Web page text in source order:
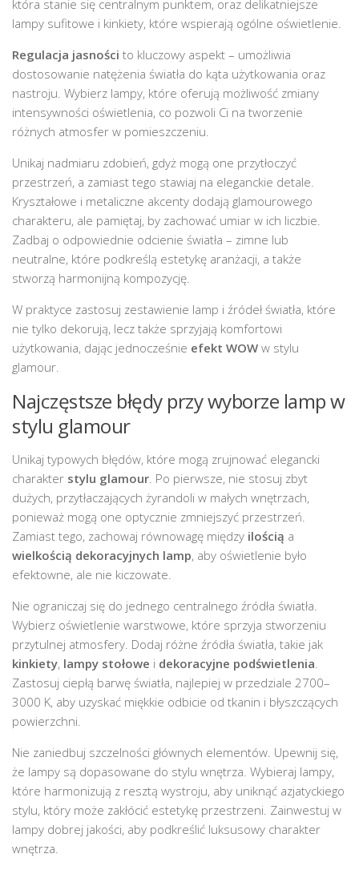
która stanie się centralnym punktem, oraz delikatniejsze
lampy sufitowe i kinkiety, które wspierają ogólne oświetlenie.
Regulacja jasności to kluczowy aspekt – umożliwia
dostosowanie natężenia światła do kąta użytkowania oraz
nastroju. Wybierz lampy, które oferują możliwość zmiany
intensywności oświetlenia, co pozwoli Ci na tworzenie
różnych atmosfer w pomieszczeniu.
Unikaj nadmiaru zdobień, gdyż mogą one przytłoczyć
przestrzeń, a zamiast tego stawiaj na eleganckie detale.
Kryształowe i metaliczne akcenty dodają glamourowego
charakteru, ale pamiętaj, by zachować umiar w ich liczbie.
Zadbaj o odpowiednie odcienie światła – zimne lub
neutralne, które podkreślą estetykę aranżacji, a także
stworzą harmonijną kompozycję.
W praktyce zastosuj zestawienie lamp i źródeł światła, które
nie tylko dekorują, lecz także sprzyjają komfortowi
użytkowania, dając jednocześnie efekt WOW w stylu
glamour.
Najczęstsze błędy przy wyborze lamp w
stylu glamour
Unikaj typowych błędów, które mogą zrujnować elegancki
charakter stylu glamour . Po pierwsze, nie stosuj zbyt
dużych, przytłaczających żyrandoli w małych wnętrzach,
ponieważ mogą one optycznie zmniejszyć przestrzeń.
Zamiast tego, zachowaj równowagę między ilością a
wielkością dekoracyjnych lamp, aby oświetlenie było
efektowne, ale nie kiczowate.
Nie ograniczaj się do jednego centralnego źródła światła.
Wybierz oświetlenie warstwowe, które sprzyja stworzeniu
przytulnej atmosfery. Dodaj różne źródła światła, takie jak
kinkiety, lampy stołowe i dekoracyjne podświetlenia
Zastosuj ciepłą barwę światła, najlepiej w przedziale 2700–
3000 K, aby uzyskać miękkie odbicie od tkanin i błyszczących
powierzchni.
Nie zaniedbuj szczelności głównych elementów. Upewnij się,
że lampy są dopasowane do stylu wnętrza. Wybieraj lampy,
które harmonizują z resztą wystroju, aby uniknąć azjatyckiego
stylu, który może zakłócić estetykę przestrzeni. Zainwestuj w
lampy dobrej jakości, aby podkreślić luksusowy charakter
wnętrza.